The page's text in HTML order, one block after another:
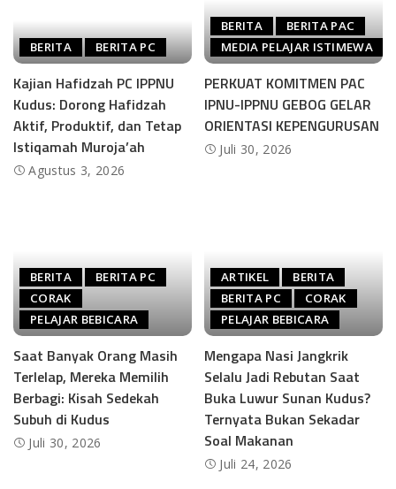
BERITA BERITA PC
Kajian Hafidzah PC IPPNU
Kudus: Dorong Hafidzah
Aktif, Produktif, dan Tetap
Istiqamah Muroja’ah
Agustus 3, 2026
BERITA
BERITA PAC
MEDIA PELAJAR ISTIMEWA
PERKUAT KOMITMEN PAC
IPNU-IPPNU GEBOG GELAR
ORIENTASI KEPENGURUSAN
Juli 30, 2026
BERITA
BERITA PC
CORAK
PELAJAR BEBICARA
Saat Banyak Orang Masih
Terlelap, Mereka Memilih
Berbagi: Kisah Sedekah
Subuh di Kudus
Juli 30, 2026
ARTIKEL
BERITA
BERITA PC
CORAK
PELAJAR BEBICARA
Mengapa Nasi Jangkrik
Selalu Jadi Rebutan Saat
Buka Luwur Sunan Kudus?
Ternyata Bukan Sekadar
Soal Makanan
Juli 24, 2026